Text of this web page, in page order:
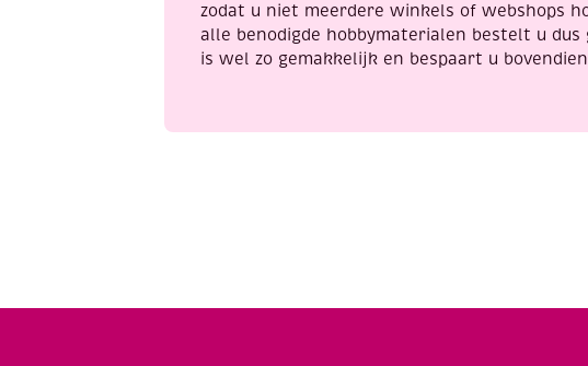
zodat u niet meerdere winkels of webshops
alle benodigde hobbymaterialen bestelt u
is wel zo gemakkelijk en bespaart u